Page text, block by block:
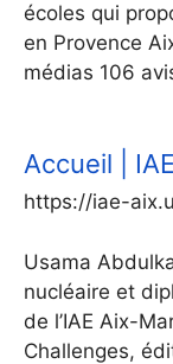
écoles qui
en Provence
médias 106
Accueil |
https://iae-
Usama
nucléaire et
de l’IAE Aix-
Challenges,